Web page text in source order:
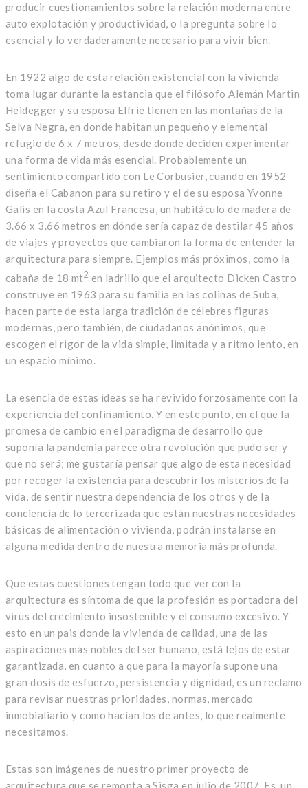
producir cuestionamientos sobre la relación moderna entre
auto explotación y productividad, o la pregunta sobre lo
esencial y lo verdaderamente necesario para vivir bien.
En 1922 algo de esta relación existencial con la vivienda
toma lugar durante la estancia que el filósofo Alemán Martin
Heidegger y su esposa Elfrie tienen en las montañas de la
Selva Negra, en donde habitan un pequeño y elemental
refugio de 6 x 7 metros, desde donde deciden experimentar
una forma de vida más esencial. Probablemente un
sentimiento compartido con Le Corbusier, cuando en 1952
diseña el Cabanon para su retiro y el de su esposa Yvonne
Galis en la costa Azul Francesa, un habitáculo de madera de
3.66 x 3.66 metros en dónde sería capaz de destilar 45 años
de viajes y proyectos que cambiaron la forma de entender la
arquitectura para siempre. Ejemplos más próximos, como la
cabaña de 18 mt2 en ladrillo que el arquitecto Dicken Castro
construye en 1963 para su familia en las colinas de Suba,
hacen parte de esta larga tradición de célebres figuras
modernas, pero también, de ciudadanos anónimos, que
escogen el rigor de la vida simple, limitada y a ritmo lento, en
un espacio mínimo.
La esencia de estas ideas se ha revivido forzosamente con la
experiencia del confinamiento. Y en este punto, en el que la
promesa de cambio en el paradigma de desarrollo que
suponía la pandemia parece otra revolución que pudo ser y
que no será; me gustaría pensar que algo de esta necesidad
por recoger la existencia para descubrir los misterios de la
vida, de sentir nuestra dependencia de los otros y de la
conciencia de lo tercerizada que están nuestras necesidades
básicas de alimentación o vivienda, podrán instalarse en
alguna medida dentro de nuestra memoria más profunda.
Que estas cuestiones tengan todo que ver con la
arquitectura es síntoma de que la profesión es portadora del
virus del crecimiento insostenible y el consumo excesivo. Y
esto en un pais donde la vivienda de calidad, una de las
aspiraciones más nobles del ser humano, está lejos de estar
garantizada, en cuanto a que para la mayoría supone una
gran dosis de esfuerzo, persistencia y dignidad, es un reclamo
para revisar nuestras prioridades, normas, mercado
inmobialiario y como hacían los de antes, lo que realmente
necesitamos.
Estas son imágenes de nuestro primer proyecto de
arquitectura que se remonta a Sisga en julio de 2007. Es un